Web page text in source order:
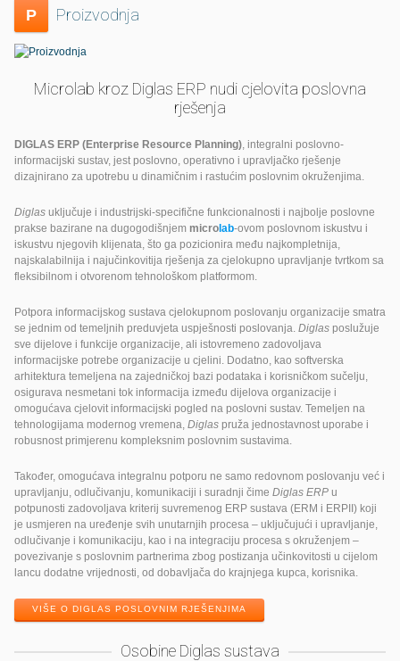
P Proizvodnja
Microlab kroz Diglas ERP nudi cjelovita poslovna
rješenja
DIGLAS ERP (Enterprise Resource Planning), integralni poslovno-
informacijski sustav, jest poslovno, operativno i upravljačko rješenje
dizajnirano za upotrebu u dinamičnim i rastućim poslovnim okruženjima.
Diglasuključuje i industrijski-specifične funkcionalnosti i najbolje poslovne
prakse bazirane na dugogodišnjem microlab-ovom poslovnom iskustvu i
iskustvu njegovih klijenata, što ga pozicionira među najkompletnija,
najskalabilnija i najučinkovitija rješenja za cjelokupno upravljanje tvrtkom sa
fleksibilnom i otvorenom tehnološkom platformom.
Potpora informacijskog sustava cjelokupnom poslovanju organizacije smatra
se jednim od temeljnih preduvjeta uspješnosti poslovanja. Diglasposlužuje
sve dijelove i funkcije organizacije, ali istovremeno zadovoljava
informacijske potrebe organizacije u cjelini. Dodatno, kao softverska
arhitektura temeljena na zajedničkoj bazi podataka i korisničkom sučelju,
osigurava nesmetani tok informacija između dijelova organizacije i
omogućava cjelovit informacijski pogled na poslovni sustav. Temeljen na
tehnologijama modernog vremena, Diglaspruža jednostavnost uporabe i
robusnost primjerenu kompleksnim poslovnim sustavima.
Također, omogućava integralnu potporu ne samo redovnom poslovanju već i
upravljanju, odlučivanju, komunikaciji i suradnji čime Diglas ERPu
potpunosti zadovoljava kriterij suvremenog ERP sustava (ERM i ERPII) koji
je usmjeren na uređenje svih unutarnjih procesa – uključujući i upravljanje,
odlučivanje i komunikaciju, kao i na integraciju procesa s okruženjem –
povezivanje s poslovnim partnerima zbog postizanja učinkovitosti u cijelom
lancu dodatne vrijednosti, od dobavljača do krajnjega kupca, korisnika.
VIŠE O DIGLAS POSLOVNIM RJEŠENJIMA
Osobine Diglas sustava